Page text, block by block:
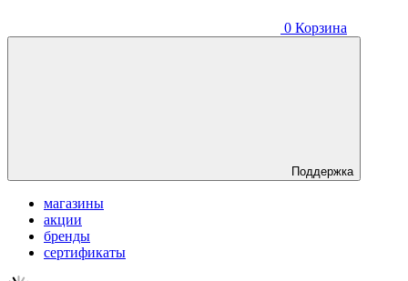
0 Корзина
Поддержка
магазины
акции
бренды
сертификаты